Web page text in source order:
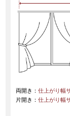
両開き：仕上がり幅
片開き：仕上がり幅